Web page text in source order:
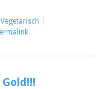
Vegetarisch